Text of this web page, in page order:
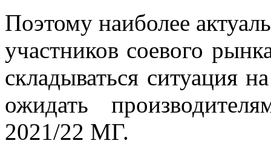
Поэтому наиболее
участников соевого
складываться ситуация
ожидать
2021/22 МГ.